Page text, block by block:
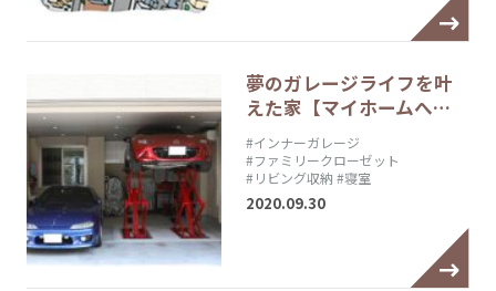
夢のガレージライフを叶
えた家【マイホームへ…
#インナーガレージ
#ファミリークローゼット
#リビング収納 #寝室
2020.09.30